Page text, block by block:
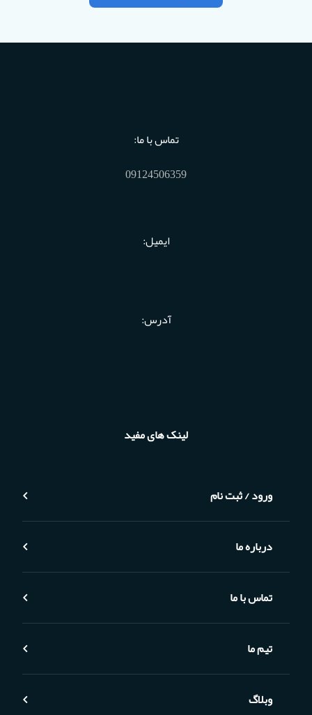
تماس با ما:
09124506359
ایمیل:
آدرس:
لینک های مفید
ورود / ثبت نام
درباره ما
تماس با ما
تیم ما
وبلاگ